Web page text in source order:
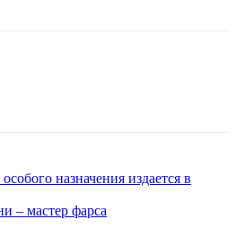
особого назначения издается в
– мастер фарса